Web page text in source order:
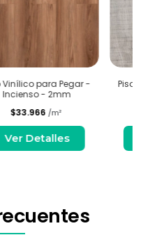
Vinílico para Pegar -
Incienso - 2mm
$33.966 /m²
Ver Detalles
Piso